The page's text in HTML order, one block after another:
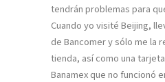
tendrán problemas para
Cuando yo visité Beijing,
de Bancomer y sólo me la
tienda, así como una
Banamex que no funcionó